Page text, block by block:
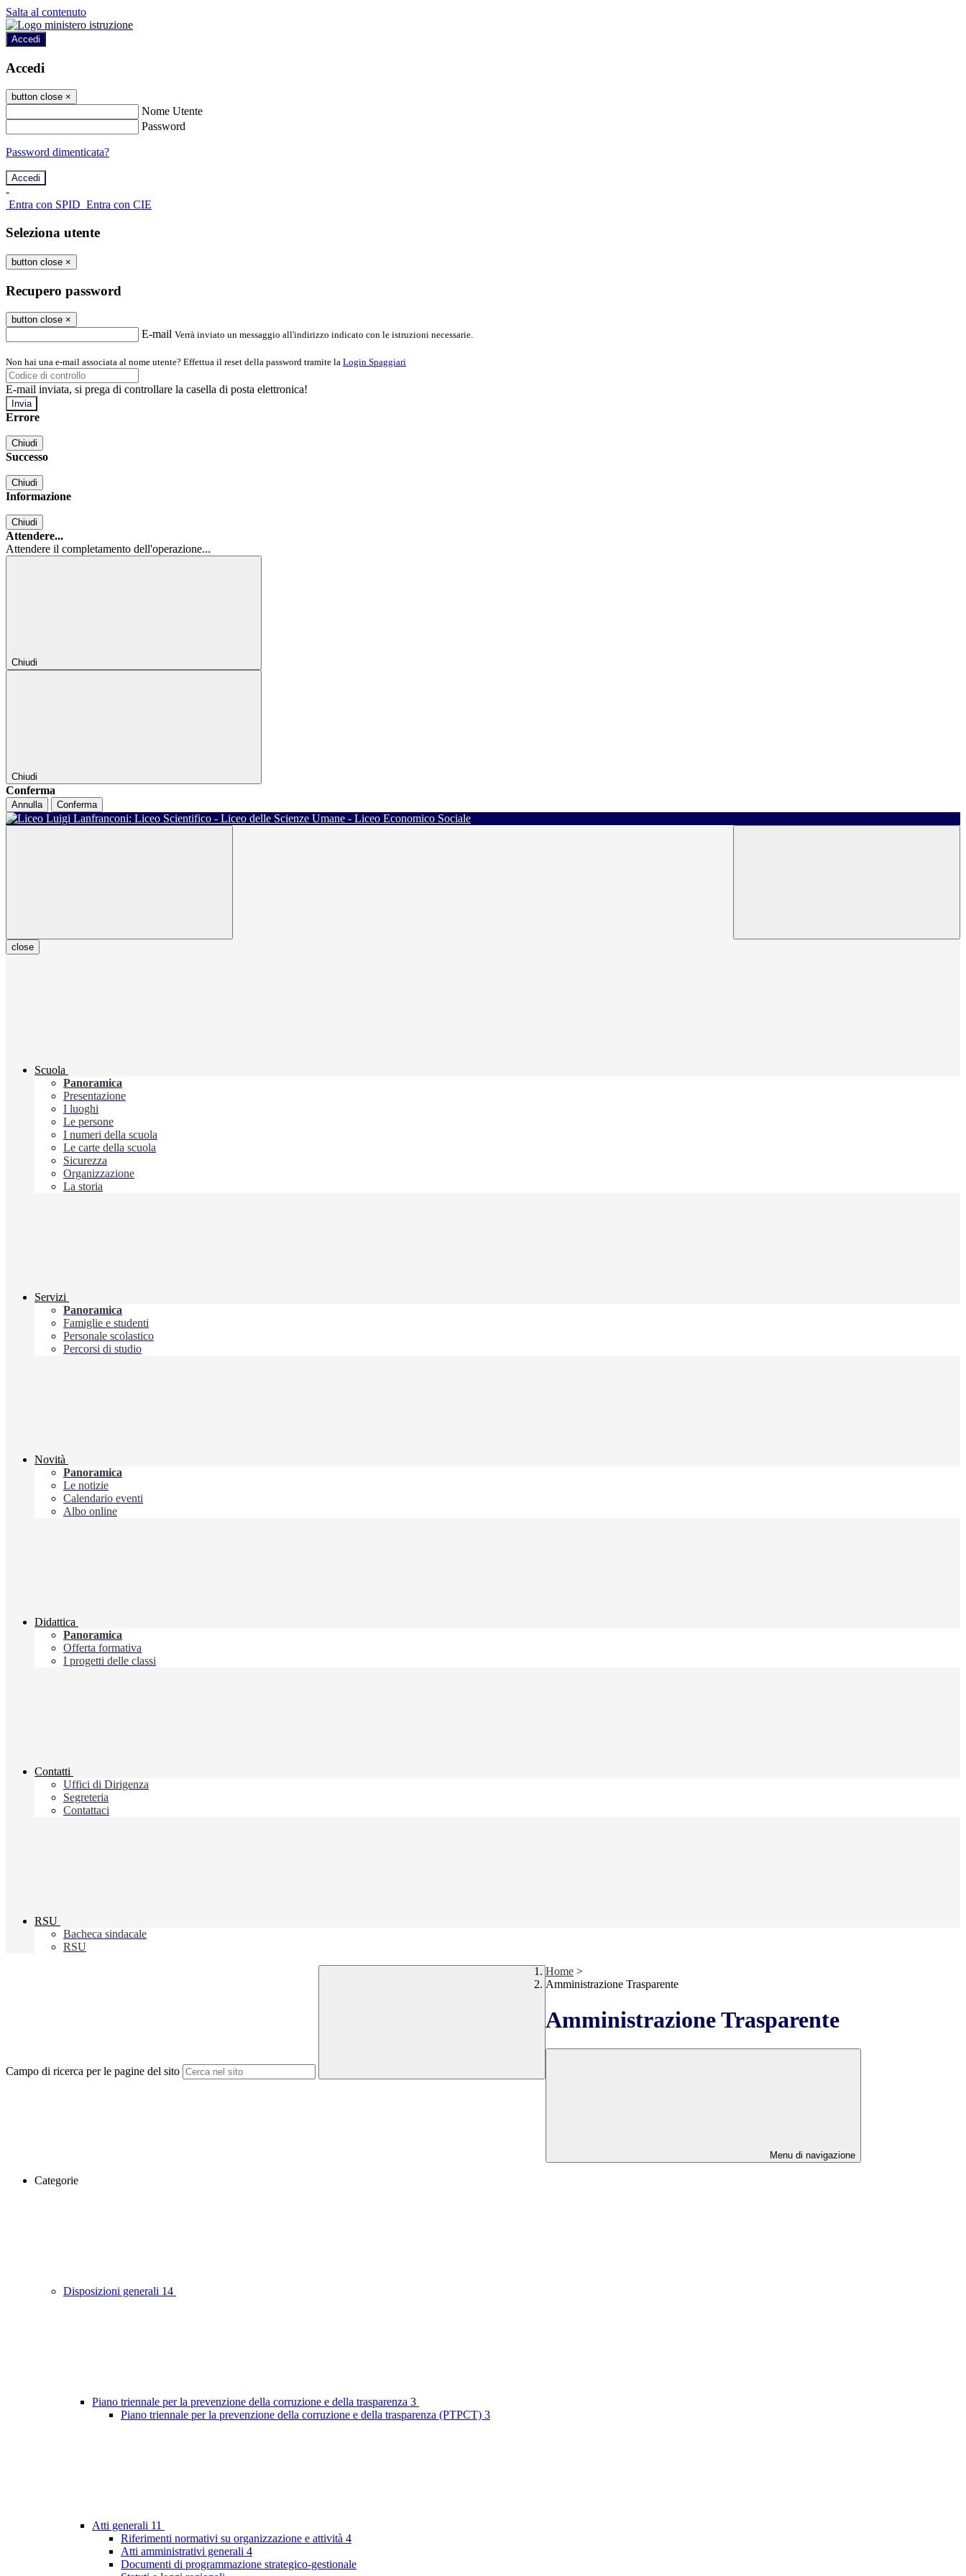
Salta al contenuto
Accedi
Accedi
button close ×
Nome Utente
Password
Password dimenticata?
-
Entra con SPID Entra con CIE
Seleziona utente
button close ×
Recupero password
button close ×
E-mail Verrà inviato un messaggio all'indirizzo indicato con le istruzioni necessarie.
Non hai una e-mail associata al nome utente? Effettua il reset della password tramite la Login Spaggiari
E-mail inviata, si prega di controllare la casella di posta elettronica!
Errore
Chiudi
Successo
Chiudi
Informazione
Chiudi
Attendere...
Attendere il completamento dell'operazione...
Chiudi
Chiudi
Conferma
Annulla Conferma
close
Scuola
Panoramica
Presentazione
I luoghi
Le persone
I numeri della scuola
Le carte della scuola
Sicurezza
Organizzazione
La storia
Servizi
Panoramica
Famiglie e studenti
Personale scolastico
Percorsi di studio
Novità
Panoramica
Le notizie
Calendario eventi
Albo online
Didattica
Panoramica
Offerta formativa
I progetti delle classi
Contatti
Uffici di Dirigenza
Segreteria
Contattaci
RSU
Bacheca sindacale
RSU
Campo di ricerca per le pagine del sito
Home >
Amministrazione Trasparente
Amministrazione Trasparente
Menu di navigazione
Categorie
Disposizioni generali 14
Piano triennale per la prevenzione della corruzione e della trasparenza 3
Piano triennale per la prevenzione della corruzione e della trasparenza (PTPCT) 3
Atti generali 11
Riferimenti normativi su organizzazione e attività 4
Atti amministrativi generali 4
Documenti di programmazione strategico-gestionale